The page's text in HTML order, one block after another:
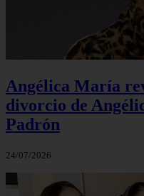
Angélica María
divorcio de
Padrón
24/07/2026